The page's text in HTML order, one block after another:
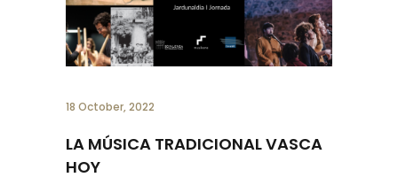
18 October, 2022
LA MÚSICA TRADICIONAL VASCA
HOY